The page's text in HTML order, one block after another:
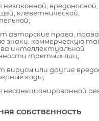
незаконной, вредоносной,
клеветнической,
авторские права,
знаки, коммерческую
интеллектуальной
третьих лиц;
вирусы или другие
коды;
несанкционированной
СОБСТВЕННОСТЬ